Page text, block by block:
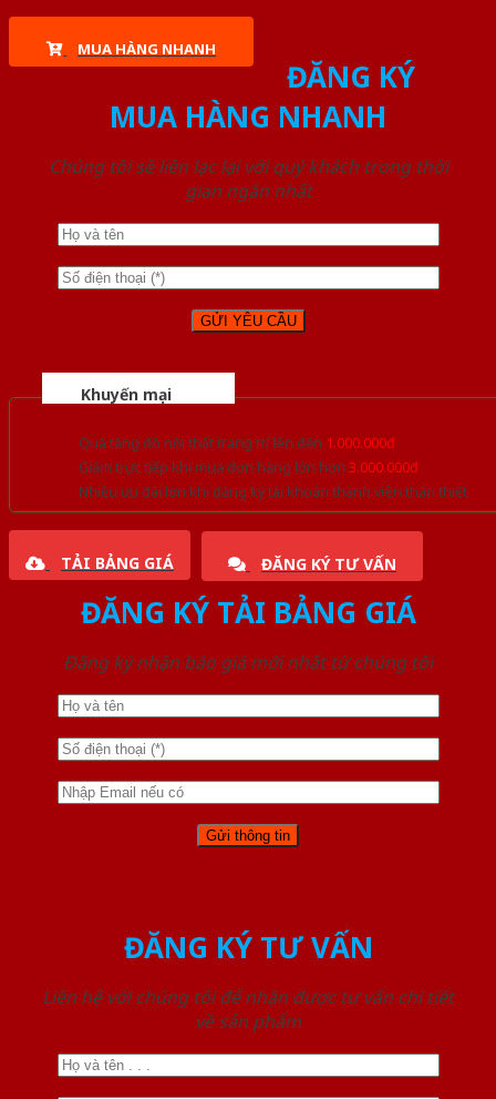
MUA HÀNG NHANH
ĐĂNG KÝ
MUA HÀNG NHANH
Chúng tôi sẽ liên lạc lại với quý khách trong thời
gian ngắn nhất
Khuyến mại
Quà tặng đồ nội thất trang trí lên đến 1.000.000đ
Giảm trực tiếp khi mua đơn hàng lớn hơn 3.000.000đ
Nhiều ưu đãi lớn khi đăng ký tài khoản thành viên thân thiết
TẢI BẢNG GIÁ ĐĂNG KÝ TƯ VẤN
ĐĂNG KÝ TẢI BẢNG GIÁ
Đăng ký nhận báo giá mới nhất từ chúng tôi
ĐĂNG KÝ TƯ VẤN
Liên hệ với chúng tôi để nhận được tư vấn chi tiết
về sản phẩm